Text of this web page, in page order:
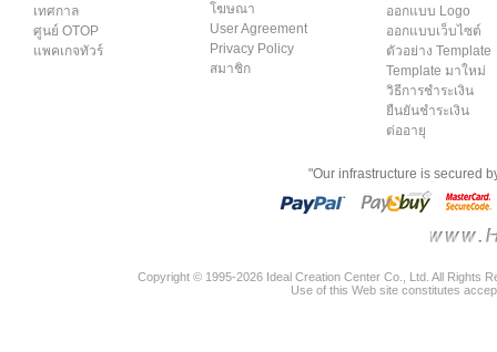
เทศกาล
ศูนย์ OTOP
แพคเกจทัวร์
โฆษณา
User Agreement
Privacy Policy
สมาชิก
ออกแบบ Logo
ออกแบบเว็บไซต์
ตัวอย่าง Template
Template มาใหม่
วิธีการชำระเงิน
ยืนยันชำระเงิน
ต่ออายุ
"Our infrastructure is secured
Copyright © 1995-2026 Ideal Creation Center Co., Ltd. All Rights
Use of this Web site constitutes